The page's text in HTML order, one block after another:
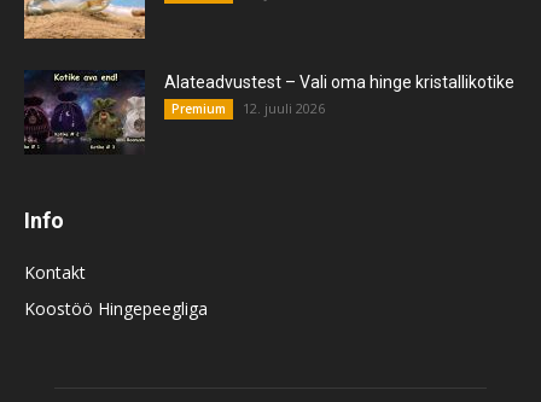
Alateadvustest – Vali oma hinge kristallikotike
Premium 12. juuli 2026
Info
Kontakt
Koostöö Hingepeegliga